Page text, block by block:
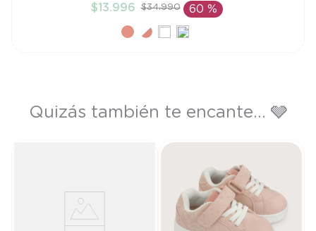
AÑADIR AL CARRITO
$13.996 $34.990 60 %
Quizás también te encante... 🩶